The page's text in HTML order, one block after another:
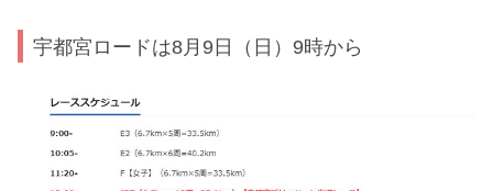
宇都宮ロードは8月9日（日）9時から